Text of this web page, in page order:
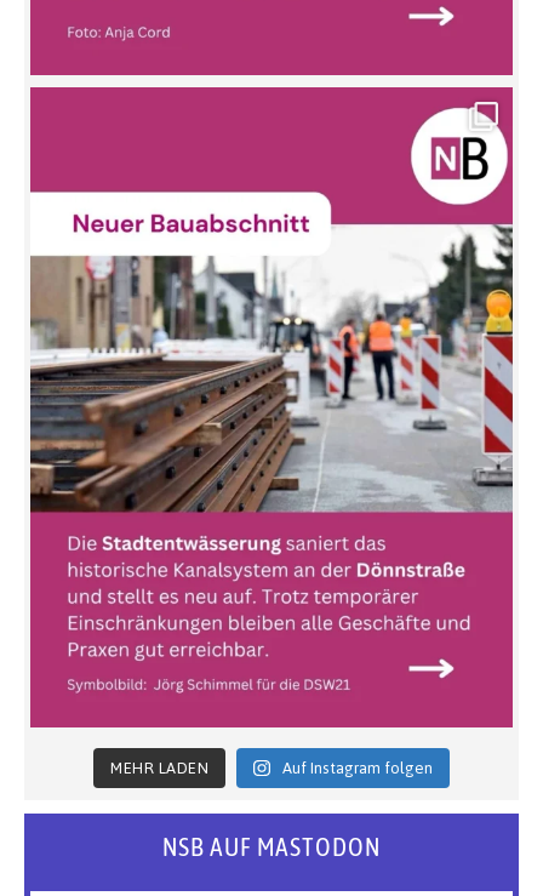
MEHR LADEN Auf Instagram folgen
NSB AUF MASTODON